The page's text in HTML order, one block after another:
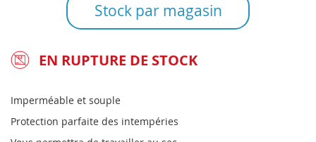
Stock par magasin
EN RUPTURE DE STOCK
Imperméable et souple
Protection parfaite des intempéries